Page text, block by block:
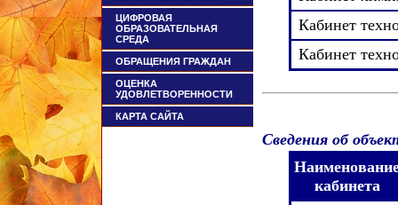
ЦИФРОВАЯ
ОБРАЗОВАТЕЛЬНАЯ
СРЕДА
ОБРАЩЕНИЯ ГРАЖДАН
ОЦЕНКА
УДОВЛЕТВОРЕННОСТИ
КАРТА САЙТА
Кабинет
Кабинет
Сведения об
кабинета